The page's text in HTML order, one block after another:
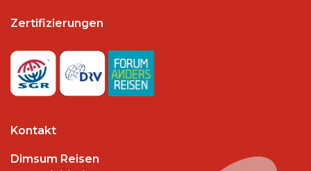
Zertifizierungen
Kontakt
Dimsum Reisen